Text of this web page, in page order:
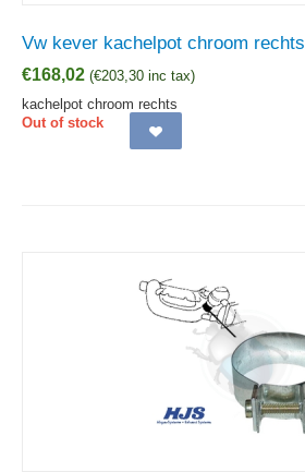
Vw kever kachelpot chroom rechts
€168,02 (€203,30 inc tax)
kachelpot chroom rechts
Out of stock